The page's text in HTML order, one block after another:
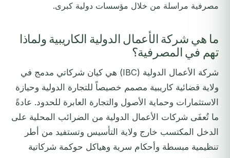
مصرفية مراسلة من خلال مؤسسات دولية كبرى.
ما هي شركة الأعمال الدولية الكاريبية ولماذا
تهم في المصرفية؟
شركة الأعمال الدولية (IBC) هي كيان شركاتي مدمج في
ولاية قضائية كاريبية مصمم خصيصاً للتجارة الدولية وحيازة
الاستثمارات وحماية الأصول والتجارة العابرة للحدود. عادةً
ما تُعفَى شركات الأعمال الدولية من الضرائب المحلية على
الدخل المكتسب خارج ولاية التأسيس وتستفيد من أطر
تنظيمية مبسطة وأحكام سرية وهياكل حوكمة شركاتية